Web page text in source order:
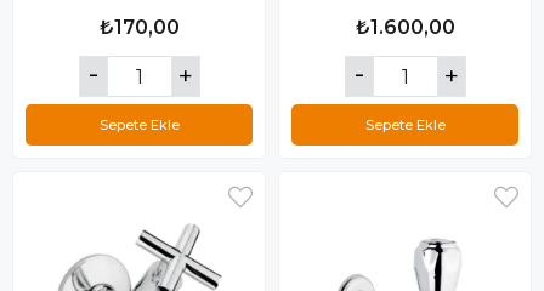
₺170,00
Sepete Ekle
₺1.600,00
Sepete Ekle